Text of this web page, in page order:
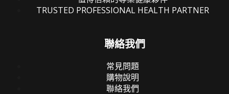
TRUSTED PROFESSIONAL HEALTH PARTNER
聯絡我們
常見問題
購物說明
聯絡我們